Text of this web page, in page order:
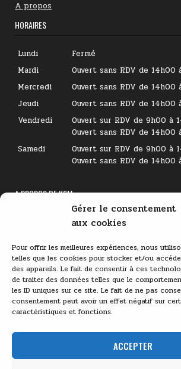
Gérer le consentement
aux cookies
Pour offrir les meilleures expériences, nous
telles que les cookies pour stocker et/ou
des appareils. Le fait de consentir à ces
de traiter des données telles que le
les ID uniques sur ce site. Le fait de ne pas
consentement peut avoir un effet négatif sur
caractéristiques et fonctions.
ACCEPTER
A propos
HORAIRES
Lundi
Fermé
Mardi
Ouvert sans RDV de 14h00
Mercredi
Ouvert sans RDV de 14h00
Jeudi
Ouvert sans RDV de 14h00
Vendredi
Ouvert sur RDV de 9h00 à
Ouvert sans RDV de 14h00
Samedi
Ouvert sur RDV de 9h00 à
Ouvert sans RDV de 14h00
A PROPOS DE KSM